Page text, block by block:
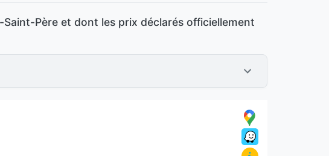
Père et dont les prix déclarés officiellement